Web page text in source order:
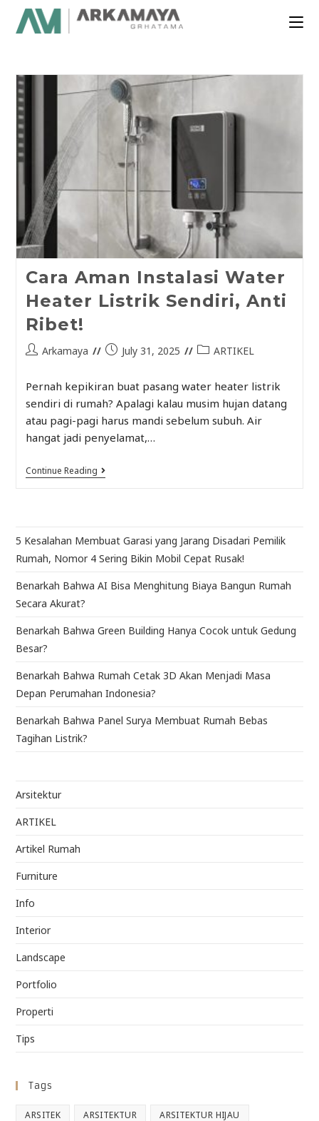
Cara Aman Instalasi Water
Heater Listrik Sendiri, Anti
Ribet!
Arkamaya July 31, 2025 ARTIKEL
Pernah kepikiran buat pasang water heater listrik
sendiri di rumah? Apalagi kalau musim hujan datang
atau pagi-pagi harus mandi sebelum subuh. Air
hangat jadi penyelamat,…
Continue Reading
5 Kesalahan Membuat Garasi yang Jarang Disadari Pemilik
Rumah, Nomor 4 Sering Bikin Mobil Cepat Rusak!
Benarkah Bahwa AI Bisa Menghitung Biaya Bangun Rumah
Secara Akurat?
Benarkah Bahwa Green Building Hanya Cocok untuk Gedung
Besar?
Benarkah Bahwa Rumah Cetak 3D Akan Menjadi Masa
Depan Perumahan Indonesia?
Benarkah Bahwa Panel Surya Membuat Rumah Bebas
Tagihan Listrik?
Arsitektur
ARTIKEL
Artikel Rumah
Furniture
Info
Interior
Landscape
Portfolio
Properti
Tips
Tags
ARSITEK ARSITEKTUR ARSITEKTUR HIJAU